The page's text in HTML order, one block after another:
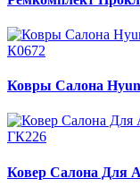
К0672
Ковры Салона
ГК226
Ковер Салона Для